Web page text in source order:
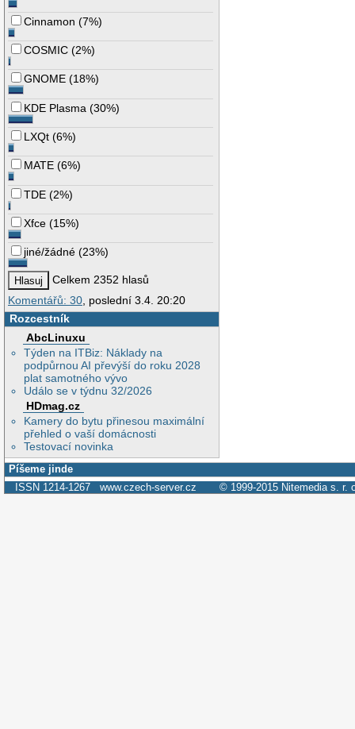
Cinnamon (7%)
COSMIC (2%)
GNOME (18%)
KDE Plasma (30%)
LXQt (6%)
MATE (6%)
TDE (2%)
Xfce (15%)
jiné/žádné (23%)
Celkem 2352 hlasů
Komentářů: 30 , poslední 3.4. 20:20
Rozcestník
AbcLinuxu
Týden na ITBiz: Náklady na
podpůrnou AI převýší do roku 2028
plat samotného vývo
Událo se v týdnu 32/2026
HDmag.cz
Kamery do bytu přinesou maximální
přehled o vaší domácnosti
Testovací novinka
Píšeme jinde
ISSN 1214-1267 www.czech-server.cz © 1999-2015 Nitemedia s. r.